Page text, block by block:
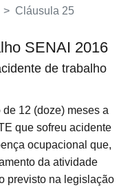
Cláusula 25
SENAI 2016
de trabalho
12 (doze) meses a
que sofreu acidente
ocupacional que,
da atividade
previsto na legislação